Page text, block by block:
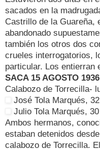
sacados en la
Castrillo de la Guareña,
abandonado
también los otros dos
crueles interrogatorios,
particular. Los entierran
SACA 15 AGOSTO 1936
Calabozo de Torrecilla-
José Tola Marqués,
Julio Tola Marqués,
Ambos hermanos,
estaban detenidos
calabozo de Torrecilla.